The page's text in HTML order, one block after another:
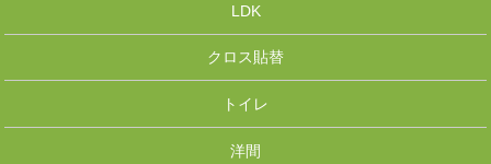
LDK
クロス貼替
トイレ
洋間